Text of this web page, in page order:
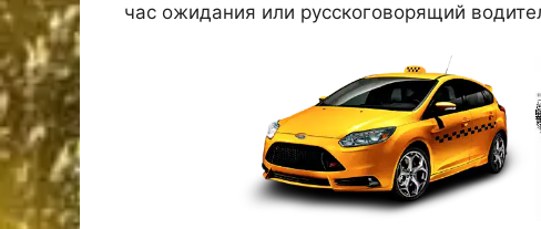
час ожидания или русскоговорящий